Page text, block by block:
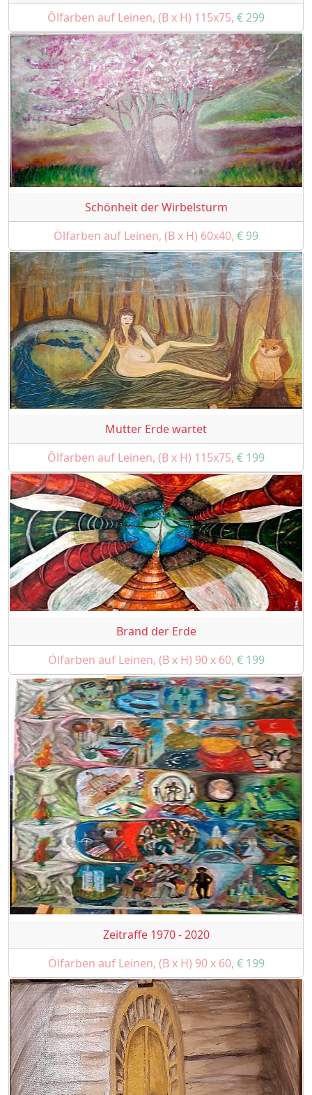
Ölfarben auf Leinen, (B x H) 115x75, € 299
Schönheit der Wirbelsturm
Ölfarben auf Leinen, (B x H) 60x40, € 99
Mutter Erde wartet
Ölfarben auf Leinen, (B x H) 115x75, € 199
Brand der Erde
Ölfarben auf Leinen, (B x H) 90 x 60, € 199
Zeitraffe 1970 - 2020
Ölfarben auf Leinen, (B x H) 90 x 60, € 199